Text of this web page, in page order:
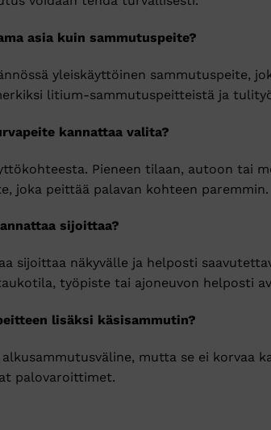
asia kuin sammutuspeite?
yleiskäyttöinen sammutuspeite,
litium-sammutuspeitteistä ja
kannattaa valita?
Pieneen tilaan, autoon tai
joka peittää palavan kohteen paremmin.
sijoittaa?
sijoittaa näkyvälle ja helposti
työpiste tai ajoneuvon helposti
lisäksi käsisammutin?
mutta se ei korvaa
palovaroittimet.